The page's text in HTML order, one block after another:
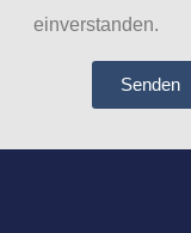
einverstanden.
Senden